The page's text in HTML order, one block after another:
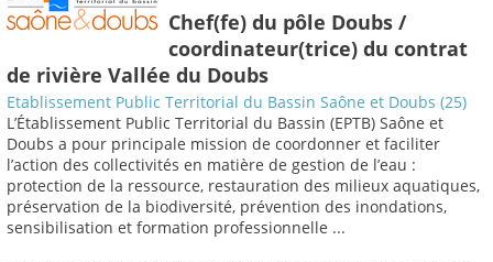
Chef(fe) du pôle Doubs /
coordinateur(trice) du contrat
de rivière Vallée du Doubs
Etablissement Public Territorial du Bassin Saône et Doubs (25)
L’Établissement Public Territorial du Bassin (EPTB) Saône et
Doubs a pour principale mission de coordonner et faciliter
l’action des collectivités en matière de gestion de l’eau :
protection de la ressource, restauration des milieux aquatiques,
préservation de la biodiversité, prévention des inondations,
sensibilisation et formation professionnelle ...